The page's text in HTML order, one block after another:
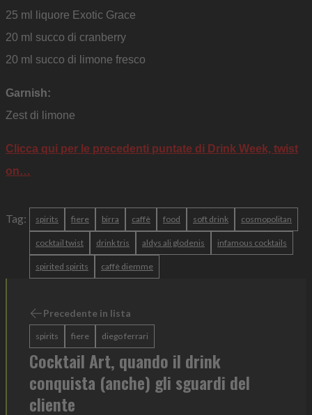
25 ml liquore Exotic Grace
20 ml succo di cranberry
20 ml succo di limone fresco
Garnish:
Zest di limone
Clicca qui per le precedenti puntate di Drink Week, twist
on…
Tag: spirits fiere birra caffè food soft drink cosmopolitan
cocktail twist drink tris aldys ali glodenis infamous cocktails
spirited spirits caffè diemme
Precedente in lista
spirits fiere diego ferrari
Cocktail Art, quando il drink
conquista (anche) gli sguardi del
cliente